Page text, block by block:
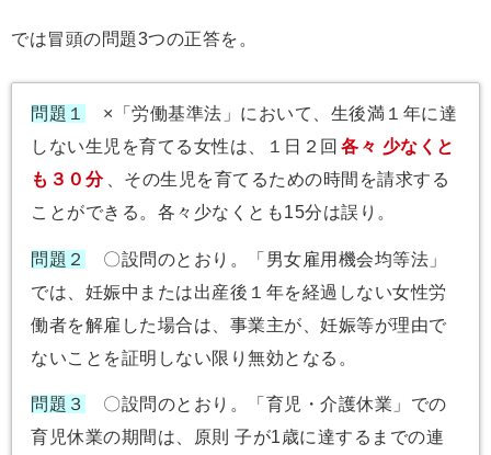
では冒頭の問題3つの正答を。
問題１
×「労働基準法」において、生後満１年に達
しない生児を育てる女性は、１日２回 各々 少なくと
も３０分
、その生児を育てるための時間を請求する
ことができる。各々少なくとも15分は誤り。
問題２
〇設問のとおり。「男女雇用機会均等法」
では、妊娠中または出産後１年を経過しない女性労
働者を解雇した場合は、事業主が、妊娠等が理由で
ないことを証明しない限り無効となる。
問題３
〇設問のとおり。「育児・介護休業」での
育児休業の期間は、原則 子が1歳に達するまでの連